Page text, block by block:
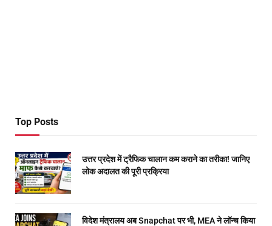
Top Posts
उत्तर प्रदेश में ट्रैफिक चालान कम कराने का तरीका! जानिए
लोक अदालत की पूरी प्रक्रिया
विदेश मंत्रालय अब Snapchat पर भी, MEA ने लॉन्च किया